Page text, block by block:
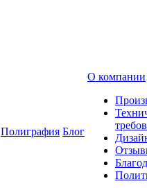
Полиграфия Блог
О компании